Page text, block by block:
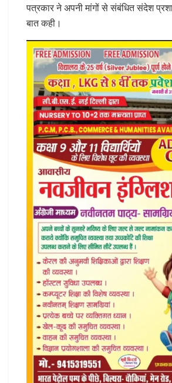
पत्रकार ने अपनी मांगों से संबंधित संदेश
बात कही।